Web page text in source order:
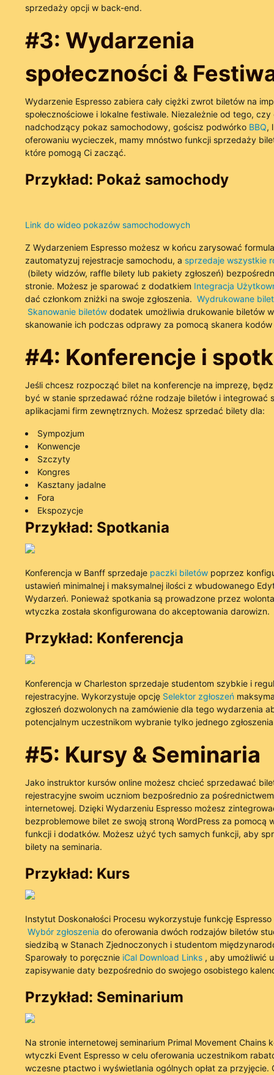
sprzedaży opcji w back-end.
#3: Wydarzenia
społeczności &
Wydarzenie Espresso zabiera cały ciężki zwrot biletów na
społecznościowe i lokalne festiwale. Niezależnie od tego, czy
nadchodzący pokaz samochodowy, gościsz podwórkoBBQ,
oferowaniu wycieczek, mamy mnóstwo funkcji sprzedaży
które pomogą Ci zacząć.
Przykład: Pokaż samochody
Link do wideo pokazów samochodowych
Z Wydarzeniem Espresso możesz w końcu zarysować
zautomatyzuj rejestracje samochodu, a sprzedaje wszystkie
(bilety widzów, raffle bilety lub pakiety zgłoszeń)
stronie. Możesz je sparować z dodatkiem Integracja
dać członkom zniżki na swoje zgłoszenia. Wydrukowane
Skanowanie biletówdodatek umożliwia drukowanie biletów
skanowanie ich podczas odprawy za pomocą skanera
#4: Konferencje i
Jeśli chcesz rozpocząć bilet na konferencje na imprezę,
być w stanie sprzedawać różne rodzaje biletów i integrować
aplikacjami firm zewnętrznych. Możesz sprzedać bilety dla:
Sympozjum
Konwencje
Szczyty
Kongres
Kasztany jadalne
Fora
Ekspozycje
Przykład: Spotkania
Konferencja w Banff sprzedaje paczki biletówpoprzez
ustawień minimalnej i maksymalnej ilości z wbudowanego
Wydarzeń. Ponieważ spotkania są prowadzone przez
wtyczka została skonfigurowana do akceptowania darowizn.
Przykład: Konferencja
Konferencja w Charleston sprzedaje studentom szybkie i
rejestracyjne. Wykorzystuje opcjęSelektor zgłoszeń
zgłoszeń dozwolonych na zamówienie dla tego wydarzenia
potencjalnym uczestnikom wybranie tylko jednego
#5: Kursy & Seminaria
Jako instruktor kursów online możesz chcieć sprzedawać
rejestracyjne swoim uczniom bezpośrednio za
internetowej. Dzięki Wydarzeniu Espresso możesz
bezproblemowe bilet ze swoją stroną WordPress za pomocą
funkcji i dodatków. Możesz użyć tych samych funkcji, aby
bilety na seminaria.
Przykład: Kurs
Instytut Doskonałości Procesu wykorzystuje funkcję Espresso
Wybór zgłoszenia do oferowania dwóch rodzajów biletów
siedzibą w Stanach Zjednoczonych i studentom
Sparowały to poręcznieiCal Download Links, aby umożliwić
zapisywanie daty bezpośrednio do swojego osobistego
Przykład: Seminarium
Na stronie internetowej seminarium Primal Movement Chains
wtyczki Event Espresso w celu oferowania uczestnikom
wczesne ptactwo i wyświetlania ogólnych opłat za przyjęcie.